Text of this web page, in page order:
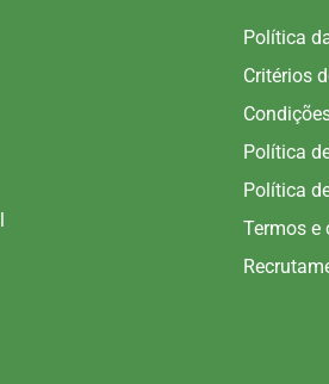
Política
Critérios
Política
Política
Termos e